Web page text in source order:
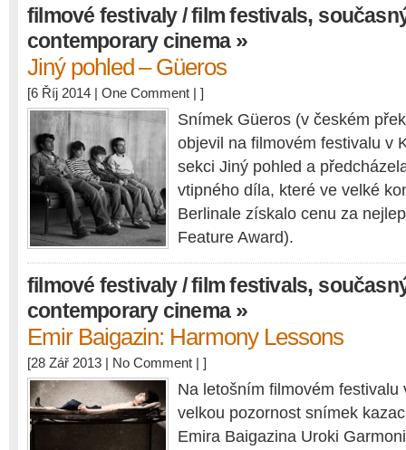
filmové festivaly / film festivals,
contemporary cinema»
Jiný pohled – Güeros
[6 Říj 2014 | One Comment | ]
Snímek Güeros (v českém
objevil na filmovém festivalu v
sekci Jiný pohled a
vtipného díla, které ve velké
Berlinale získalo cenu za
Feature Award).
filmové festivaly / film festivals,
contemporary cinema»
Emir Baigazin: Harmony Lessons
[28 Zář 2013 | No Comment | ]
Na letošním filmovém festivalu
velkou pozornost snímek
Emira Baigazina Uroki